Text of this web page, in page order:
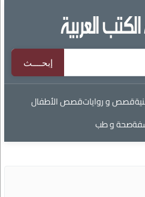
قصص و رواياتقصص الأطفال
صحة و طب